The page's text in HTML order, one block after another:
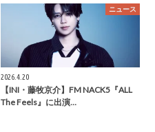
ニュース
2026.4.20
【INI・藤牧京介】FM NACK5『ALL
The Feels』に出演…